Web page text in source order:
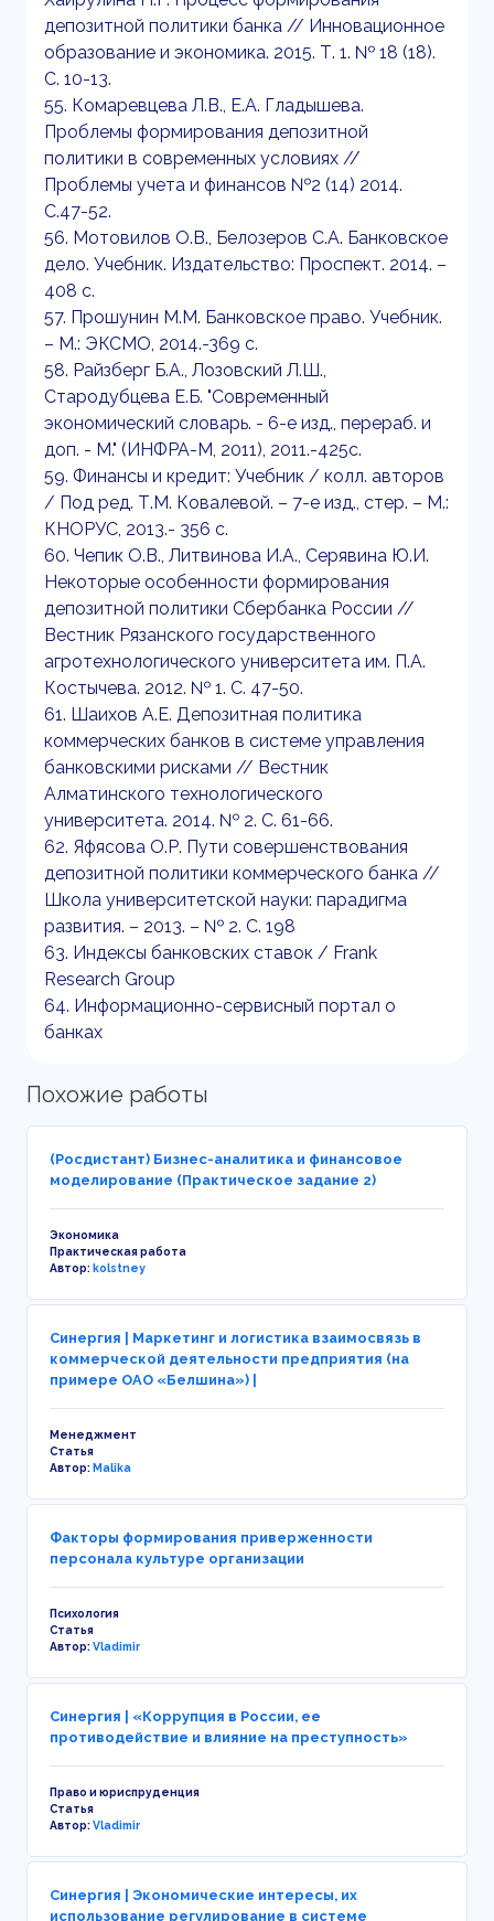
депозитной политики банка // Инновационное
образование и экономика. 2015. Т. 1. № 18 (18).
С. 10-13.
55. Комаревцева Л.В., Е.А. Гладышева.
Проблемы формирования депозитной
политики в современных условиях //
Проблемы учета и финансов №2 (14) 2014.
С.47-52.
56. Мотовилов О.В., Белозеров С.А. Банковское
дело. Учебник. Издательство: Проспект. 2014. –
408 с.
57. Прошунин М.М. Банковское право. Учебник.
– М.: ЭКСМО, 2014.-369 с.
58. Райзберг Б.А., Лозовский Л.Ш.,
Стародубцева Е.Б. "Современный
экономический словарь. - 6-е изд., перераб. и
доп. - М." (ИНФРА-М, 2011), 2011.-425с.
59. Финансы и кредит: Учебник / колл. авторов
/ Под ред. Т.М. Ковалевой. – 7-е изд., стер. – М.:
КНОРУС, 2013.- 356 с.
60. Чепик О.В., Литвинова И.А., Серявина Ю.И.
Некоторые особенности формирования
депозитной политики Сбербанка России //
Вестник Рязанского государственного
агротехнологического университета им. П.А.
Костычева. 2012. № 1. С. 47-50.
61. Шаихов А.Е. Депозитная политика
коммерческих банков в системе управления
банковскими рисками // Вестник
Алматинского технологического
университета. 2014. № 2. С. 61-66.
62. Яфясова О.Р. Пути совершенствования
депозитной политики коммерческого банка //
Школа университетской науки: парадигма
развития. – 2013. – № 2. С. 198
63. Индексы банковских ставок / Frank
Research Group
64. Информационно-сервисный портал о
банках
Похожие работы
(Росдистант) Бизнес-аналитика и финансовое
моделирование (Практическое задание 2)
Экономика
Практическая работа
Автор:kolstney
Синергия | Маркетинг и логистика взаимосвязь в
коммерческой деятельности предприятия (на
примере ОАО «Белшина») |
Менеджмент
Статья
Автор:Malika
Факторы формирования приверженности
персонала культуре организации
Психология
Статья
Автор:Vladimir
Синергия | «Коррупция в России, ее
противодействие и влияние на преступность»
Право и юриспруденция
Статья
Автор:Vladimir
Синергия | Экономические интересы, их
использование регулирование в системе